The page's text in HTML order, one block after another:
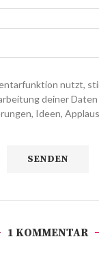
nutzt,
deiner Daten
Ideen,
1 KOMMENTAR